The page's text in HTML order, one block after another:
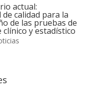
actual:
calidad para la
de las pruebas de
y estadístico